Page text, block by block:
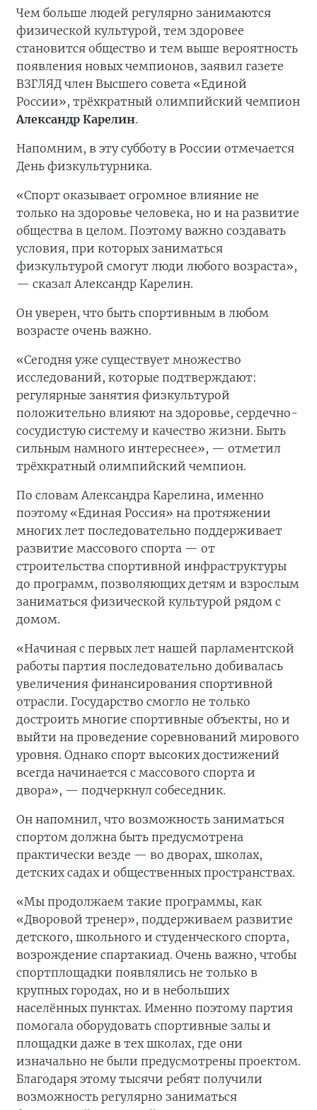
Чем больше людей регулярно занимаются
физической культурой, тем здоровее
становится общество и тем выше вероятность
появления новых чемпионов, заявил газете
ВЗГЛЯД член Высшего совета «Единой
России», трёхкратный олимпийский чемпион
Александр Карелин.
Напомним, в эту субботу в России отмечается
День физкультурника.
«Спорт оказывает огромное влияние не
только на здоровье человека, но и на развитие
общества в целом. Поэтому важно создавать
условия, при которых заниматься
физкультурой смогут люди любого возраста»,
— сказал Александр Карелин.
Он уверен, что быть спортивным в любом
возрасте очень важно.
«Сегодня уже существует множество
исследований, которые подтверждают:
регулярные занятия физкультурой
положительно влияют на здоровье, сердечно-
сосудистую систему и качество жизни. Быть
сильным намного интереснее», — отметил
трёхкратный олимпийский чемпион.
По словам Александра Карелина, именно
поэтому «Единая Россия» на протяжении
многих лет последовательно поддерживает
развитие массового спорта — от
строительства спортивной инфраструктуры
до программ, позволяющих детям и взрослым
заниматься физической культурой рядом с
домом.
«Начиная с первых лет нашей парламентской
работы партия последовательно добивалась
увеличения финансирования спортивной
отрасли. Государство смогло не только
достроить многие спортивные объекты, но и
выйти на проведение соревнований мирового
уровня. Однако спорт высоких достижений
всегда начинается с массового спорта и
двора», — подчеркнул собеседник.
Он напомнил, что возможность заниматься
спортом должна быть предусмотрена
практически везде — во дворах, школах,
детских садах и общественных пространствах.
«Мы продолжаем такие программы, как
«Дворовой тренер», поддерживаем развитие
детского, школьного и студенческого спорта,
возрождение спартакиад. Очень важно, чтобы
спортплощадки появлялись не только в
крупных городах, но и в небольших
населённых пунктах. Именно поэтому партия
помогала оборудовать спортивные залы и
площадки даже в тех школах, где они
изначально не были предусмотрены проектом.
Благодаря этому тысячи ребят получили
возможность регулярно заниматься